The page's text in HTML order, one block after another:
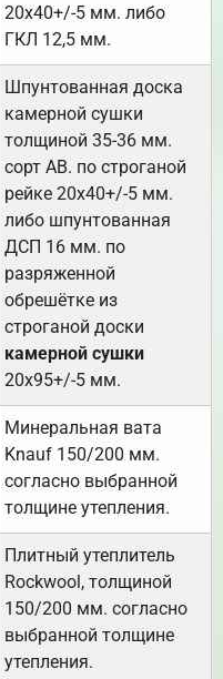
20х40+/-5 мм. либо
ГКЛ 12,5 мм.
Шпунтованная доска
камерной сушки
толщиной 35-36 мм.
сорт АВ. по строганой
рейке 20х40+/-5 мм.
либо шпунтованная
ДСП 16 мм. по
разряженной
обрешётке из
строганой доски
камерной сушки
20х95+/-5 мм.
Минеральная вата
Knauf 150/200 мм.
согласно выбранной
толщине утепления.
Плитный утеплитель
Rockwool, толщиной
150/200 мм. согласно
выбранной толщине
утепления.